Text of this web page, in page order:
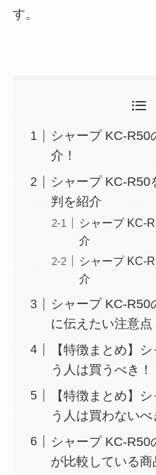
す。
シャープ KC-R50
介！
シャープ KC-R50
判を紹介
シャープ KC-
介
シャープ KC-
介
シャープ KC-R50
に伝えたい注意点
【特徴まとめ】
う人は買うべき！
【特徴まとめ】
う人は買わないべ
シャープ KC-R50
が比較している商